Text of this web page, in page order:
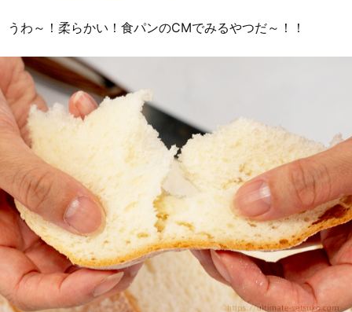
うわ～！柔らかい！食パンのCMでみるやつだ～！！